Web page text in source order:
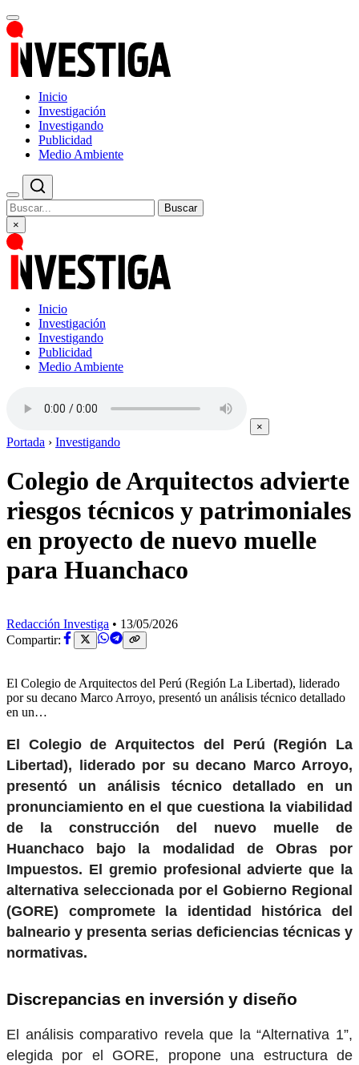
Inicio
Investigación
Investigando
Publicidad
Medio Ambiente
Buscar
×
Inicio
Investigación
Investigando
Publicidad
Medio Ambiente
×
Portada › Investigando
Colegio de Arquitectos advierte
riesgos técnicos y patrimoniales
en proyecto de nuevo muelle
para Huanchaco
Redacción Investiga • 13/05/2026
Compartir:
El Colegio de Arquitectos del Perú (Región La Libertad), liderado
por su decano Marco Arroyo, presentó un análisis técnico detallado
en un…
El Colegio de Arquitectos del Perú (Región La
Libertad), liderado por su decano Marco Arroyo,
presentó un análisis técnico detallado en un
pronunciamiento en el que cuestiona la viabilidad
de la construcción del nuevo muelle de
Huanchaco bajo la modalidad de Obras por
Impuestos. El gremio profesional advierte que la
alternativa seleccionada por el Gobierno Regional
(GORE) compromete la identidad histórica del
balneario y presenta serias deficiencias técnicas y
normativas.
Discrepancias en inversión y diseño
El análisis comparativo revela que la “Alternativa 1”,
elegida por el GORE, propone una estructura de